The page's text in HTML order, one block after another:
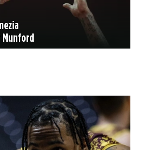
Munford